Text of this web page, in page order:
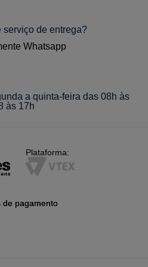
serviço de entrega?
Whatsapp
a quinta-feira das 08h às
às 17h
Plataforma:
de pagamento